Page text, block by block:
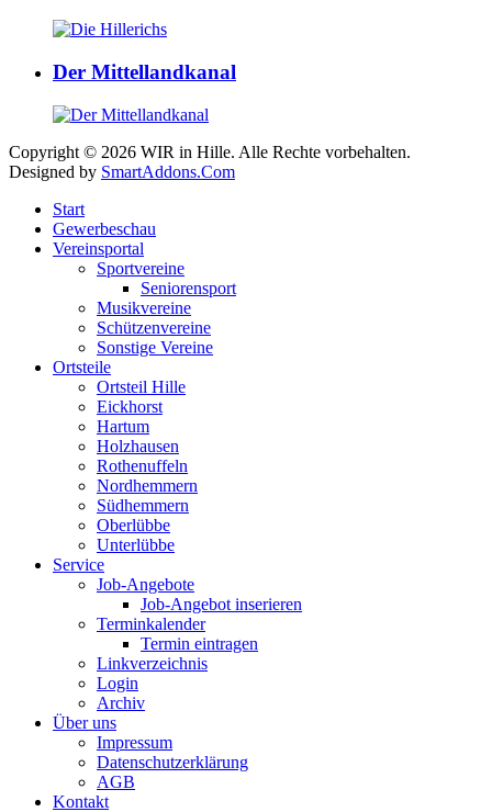
Der Mittellandkanal
Copyright © 2026 WIR in Hille. Alle Rechte vorbehalten.
Designed by SmartAddons.Com
Start
Gewerbeschau
Vereinsportal
Sportvereine
Seniorensport
Musikvereine
Schützenvereine
Sonstige Vereine
Ortsteile
Ortsteil Hille
Eickhorst
Hartum
Holzhausen
Rothenuffeln
Nordhemmern
Südhemmern
Oberlübbe
Unterlübbe
Service
Job-Angebote
Job-Angebot inserieren
Terminkalender
Termin eintragen
Linkverzeichnis
Login
Archiv
Über uns
Impressum
Datenschutzerklärung
AGB
Kontakt